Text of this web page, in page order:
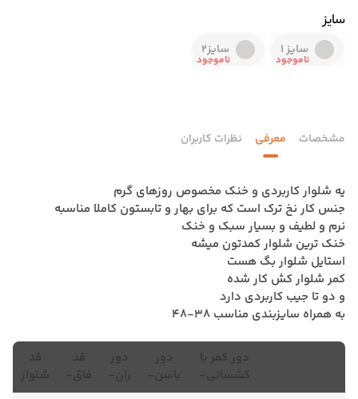
سایز
سایز 1 سایز2
مشخصات معرفی نظرات کاربران
یه شلوار کاربردی و خنک مخصوص روزهای گرم
جنس کار نخ ترک است که برای بهار و تابستون کاملا مناسبه
نرم و لطیف و بسیار سبک و خنک
خنک ترین شلوار کمدتون میشه
استایل شلوار بگ هست
کمر شلوار کش کار شده
و دو تا جیب کاربردی دارد
به همراه سایزبندی مناسب ۳۸-۴۸